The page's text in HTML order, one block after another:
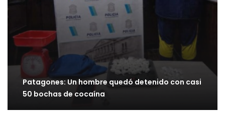
Patagones: Un hombre quedó detenido con casi
50 bochas de cocaína